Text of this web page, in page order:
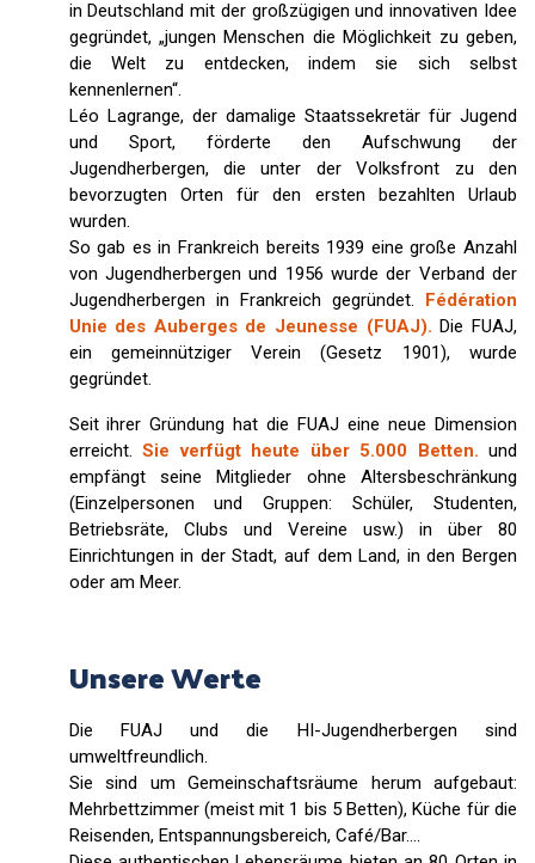
in Deutschland mit der großzügigen und innovativen Idee
gegründet, „jungen Menschen die Möglichkeit zu geben,
die Welt zu entdecken, indem sie sich selbst
kennenlernen“.
Léo Lagrange, der damalige Staatssekretär für Jugend
und Sport, förderte den Aufschwung der
Jugendherbergen, die unter der Volksfront zu den
bevorzugten Orten für den ersten bezahlten Urlaub
wurden.
So gab es in Frankreich bereits 1939 eine große Anzahl
von Jugendherbergen und 1956 wurde der Verband der
Jugendherbergen in Frankreich gegründet. Fédération
Unie des Auberges de Jeunesse (FUAJ).Die FUAJ,
ein gemeinnütziger Verein (Gesetz 1901), wurde
gegründet.
Seit ihrer Gründung hat die FUAJ eine neue Dimension
erreicht. Sie verfügt heute über 5.000 Betten. und
empfängt seine Mitglieder ohne Altersbeschränkung
(Einzelpersonen und Gruppen: Schüler, Studenten,
Betriebsräte, Clubs und Vereine usw.) in über 80
Einrichtungen in der Stadt, auf dem Land, in den Bergen
oder am Meer.
Unsere Werte
Die FUAJ und die HI-Jugendherbergen sind
umweltfreundlich.
Sie sind um Gemeinschaftsräume herum aufgebaut:
Mehrbettzimmer (meist mit 1 bis 5 Betten), Küche für die
Reisenden, Entspannungsbereich, Café/Bar….